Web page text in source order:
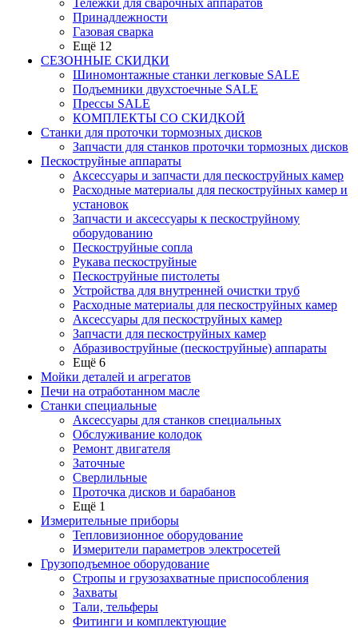
Тележки для сварочных аппаратов
Принадлежности
Газовая сварка
Ещё 12
СЕЗОННЫЕ СКИДКИ
Шиномонтажные станки легковые SALE
Подъемники двухстоечные SALE
Прессы SALE
КОМПЛЕКТЫ СО СКИДКОЙ
Станки для проточки тормозных дисков
Запчасти для станков проточки тормозных дисков
Пескоструйные аппараты
Аксессуары и запчасти для пескоструйных камер
Расходные материалы для пескоструйных камер и
установок
Запчасти и аксессуары к пескоструйному
оборудованию
Пескоструйные сопла
Рукава пескоструйные
Пескоструйные пистолеты
Устройства для внутренней очистки труб
Расходные материалы для пескоструйных камер
Аксессуары для пескоструйных камер
Запчасти для пескоструйных камер
Абразивоструйные (пескоструйные) аппараты
Ещё 6
Мойки деталей и агрегатов
Печи на отработанном масле
Станки специальные
Аксессуары для станков специальных
Обслуживание колодок
Ремонт двигателя
Заточные
Сверлильные
Проточка дисков и барабанов
Ещё 1
Измерительные приборы
Тепловизионное оборудование
Измерители параметров электросетей
Грузоподъемное оборудование
Стропы и грузозахватные приспособления
Захваты
Тали, тельферы
Фитинги и комплектующие